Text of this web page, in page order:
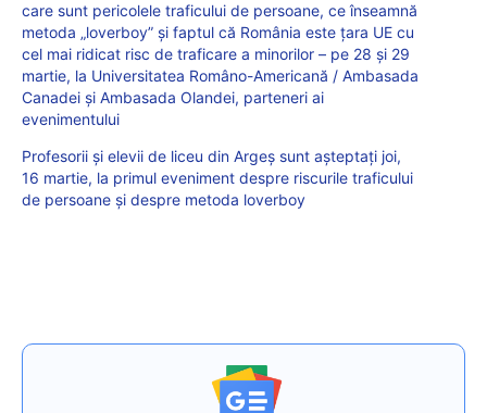
care sunt pericolele traficului de persoane, ce înseamnă
metoda „loverboy” și faptul că România este țara UE cu
cel mai ridicat risc de traficare a minorilor – pe 28 și 29
martie, la Universitatea Româno-Americană / Ambasada
Canadei și Ambasada Olandei, parteneri ai
evenimentului
Profesorii și elevii de liceu din Argeș sunt așteptați joi,
16 martie, la primul eveniment despre riscurile traficului
de persoane și despre metoda loverboy